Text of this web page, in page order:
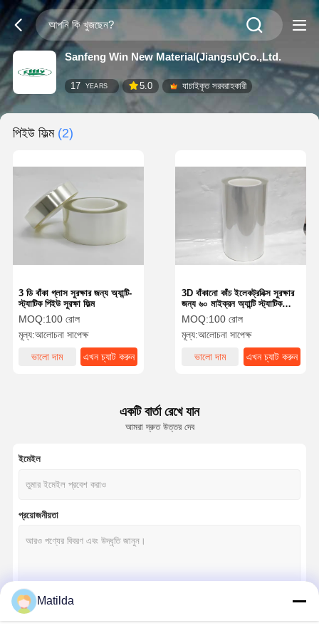
Sanfeng Win New Material(Jiangsu)Co.,Ltd.
17 YEARS 5.0 যাচাইকৃত সরবরাহকারী
পিইউ ফিল্ম (2)
3 ডি বাঁকা গ্লাস সুরক্ষার জন্য অ্যান্টি-
স্ট্যাটিক পিইউ সুরক্ষা ফিল্ম
MOQ:100 রোল
মূল্য:আলোচনা সাপেক্ষ
ভালো দাম
এখন চ্যাট করুন
3D বাঁকানো কাঁচ ইলেকট্রনিক্স সুরক্ষার
জন্য ৬০ মাইক্রন অ্যান্টি স্ট্যাটিক
পিইউ প্রোটেক্টিভ ফিল্ম
MOQ:100 রোল
মূল্য:আলোচনা সাপেক্ষ
ভালো দাম
এখন চ্যাট করুন
একটি বার্তা রেখে যান
আমরা দ্রুত উত্তর দেব
ইমেইল
প্রয়োজনীয়তা
Matilda